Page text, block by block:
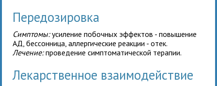
Передозировка
Симптомы:усиление побочных эффектов - повышение
АД, бессонница, аллергические реакции - отек.
Лечение:проведение симптоматической терапии.
Лекарственное взаимодействие